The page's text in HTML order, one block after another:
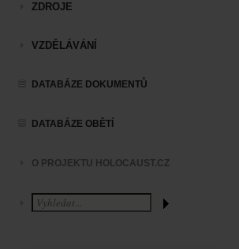
ZDROJE
VZDĚLÁVÁNÍ
DATABÁZE DOKUMENTŮ
DATABÁZE OBĚTÍ
O PROJEKTU HOLOCAUST.CZ